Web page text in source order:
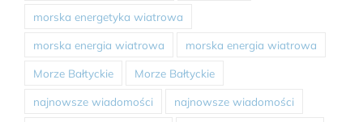
morska energetyka wiatrowa
morska energia wiatrowa morska energia wiatrowa
Morze Bałtyckie Morze Bałtyckie
najnowsze wiadomości najnowsze wiadomości